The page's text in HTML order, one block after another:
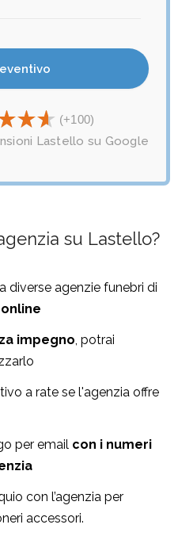
(+100)
Lastello su Google
su Lastello?
diverse agenzie funebri di
impegno, potrai
a rate se l'agenzia offre
per email con i numeri
con l’agenzia per
accessori.